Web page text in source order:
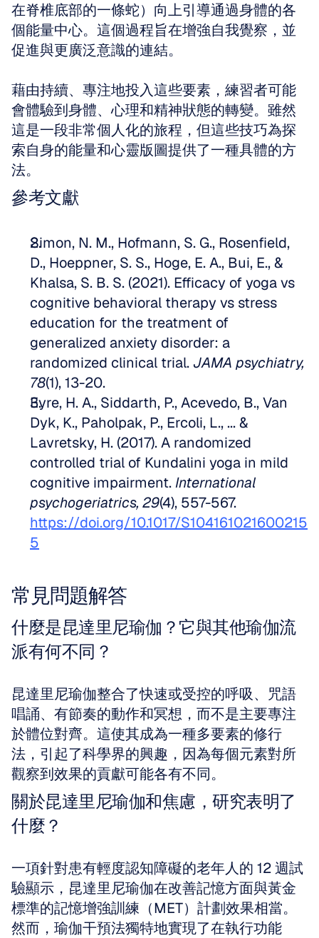
在脊椎底部的一條蛇）向上引導通過身體的各
個能量中心。這個過程旨在增強自我覺察，並
促進與更廣泛意識的連結。
藉由持續、專注地投入這些要素，練習者可能
會體驗到身體、心理和精神狀態的轉變。雖然
這是一段非常個人化的旅程，但這些技巧為探
索自身的能量和心靈版圖提供了一種具體的方
法。
參考文獻
Simon, N. M., Hofmann, S. G., Rosenfield,
D., Hoeppner, S. S., Hoge, E. A., Bui, E., &
Khalsa, S. B. S. (2021). Efficacy of yoga vs
cognitive behavioral therapy vs stress
education for the treatment of
generalized anxiety disorder: a
randomized clinical trial. JAMA psychiatry,
78(1), 13-20.
Eyre, H. A., Siddarth, P., Acevedo, B., Van
Dyk, K., Paholpak, P., Ercoli, L., ... &
Lavretsky, H. (2017). A randomized
controlled trial of Kundalini yoga in mild
cognitive impairment. International
psychogeriatrics, 29
https://doi.org/10.1017/S104161021600215
5
常見問題解答
什麼是昆達里尼瑜伽？它與其他瑜伽流
派有何不同？
昆達里尼瑜伽整合了快速或受控的呼吸、咒語
唱誦、有節奏的動作和冥想，而不是主要專注
於體位對齊。這使其成為一種多要素的修行
法，引起了科學界的興趣，因為每個元素對所
觀察到效果的貢獻可能各有不同。
關於昆達里尼瑜伽和焦慮，研究表明了
什麼？
一項針對患有輕度認知障礙的老年人的 12 週試
驗顯示，昆達里尼瑜伽在改善記憶方面與黃金
標準的記憶增強訓練（MET）計劃效果相當。
然而，瑜伽干預法獨特地實現了在執行功能